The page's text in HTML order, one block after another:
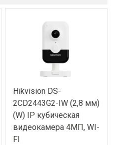
Hikvision DS-
2CD2443G2-IW (2,8 мм)
(W) IP кубическая
видеокамера 4МП, WI-
FI